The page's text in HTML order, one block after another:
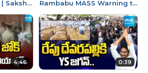
Sakshi
Rambabu MASS Warning to
Father Illegal Arrest
4:46 0:39